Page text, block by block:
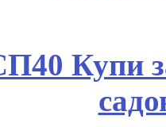
Купи